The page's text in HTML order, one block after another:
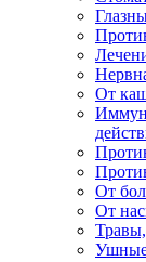
От
От
От